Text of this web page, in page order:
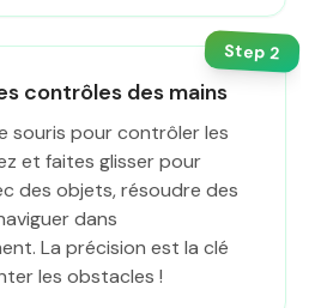
Step2
contrôles des mains
souris pour contrôler les
et faites glisser pour
des objets, résoudre des
dans
La précision est la clé
les obstacles !